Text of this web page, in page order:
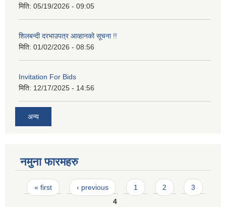
मिति: 05/19/2026 - 09:05
शिलबन्दी दरभाउपत्र आव्हानको सूचना !!
मिति: 01/02/2026 - 08:56
Invitation For Bids
मिति: 12/17/2025 - 14:56
अन्य
नमुना फारमहरु
Pages
« first ‹ previous 1 2
3
4